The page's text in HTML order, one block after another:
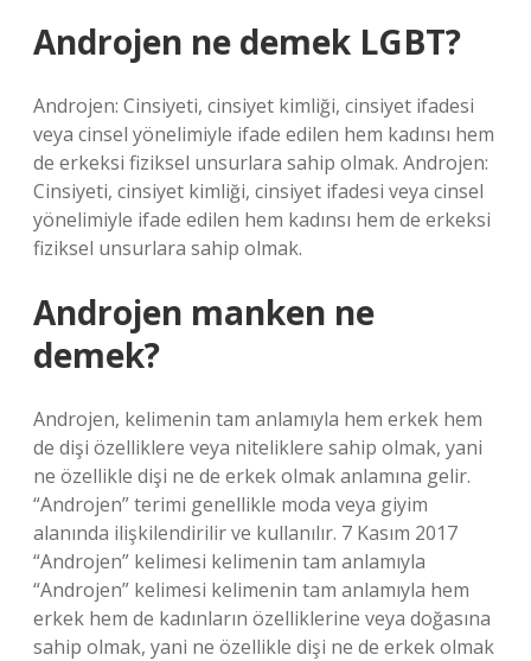
Androjen ne demek LGBT?
Androjen: Cinsiyeti, cinsiyet kimliği, cinsiyet ifadesi
veya cinsel yönelimiyle ifade edilen hem kadınsı hem
de erkeksi fiziksel unsurlara sahip olmak. Androjen:
Cinsiyeti, cinsiyet kimliği, cinsiyet ifadesi veya cinsel
yönelimiyle ifade edilen hem kadınsı hem de erkeksi
fiziksel unsurlara sahip olmak.
Androjen manken ne
demek?
Androjen, kelimenin tam anlamıyla hem erkek hem
de dişi özelliklere veya niteliklere sahip olmak, yani
ne özellikle dişi ne de erkek olmak anlamına gelir.
“Androjen” terimi genellikle moda veya giyim
alanında ilişkilendirilir ve kullanılır. 7 Kasım 2017
“Androjen” kelimesi kelimenin tam anlamıyla
“Androjen” kelimesi kelimenin tam anlamıyla hem
erkek hem de kadınların özelliklerine veya doğasına
sahip olmak, yani ne özellikle dişi ne de erkek olmak